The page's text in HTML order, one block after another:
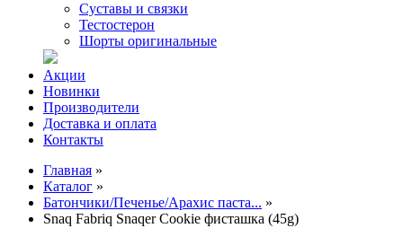
Суставы и связки
Тестостерон
Шорты оригинальные
Акции
Новинки
Производители
Доставка и оплата
Контакты
Главная »
Каталог »
Батончики/Печенье/Арахис паста... »
Snaq Fabriq Snaqer Cookie фисташка (45g)